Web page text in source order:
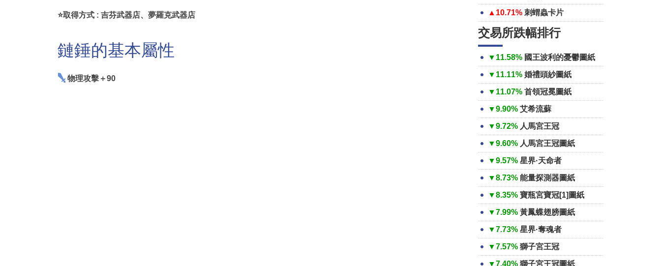
⭐取得方式 : 吉芬武器店、夢羅克武器店
鏈錘的基本屬性
物理攻擊＋90
▲10.71% 刺蝟蟲卡片
交易所跌幅排行
▼11.58% 國王波利的憂鬱圖紙
▼11.11% 婚禮頭紗圖紙
▼11.07% 首領冠冕圖紙
▼9.90% 艾希流蘇
▼9.72% 人馬宮王冠
▼9.60% 人馬宮王冠圖紙
▼9.57% 星界·天命者
▼8.73% 能量探測器圖紙
▼8.35% 寶瓶宮寶冠[1]圖紙
▼7.99% 黃鳳蝶翅膀圖紙
▼7.73% 星界·奪魂者
▼7.57% 獅子宮王冠
▼7.40% 獅子宮王冠圖紙